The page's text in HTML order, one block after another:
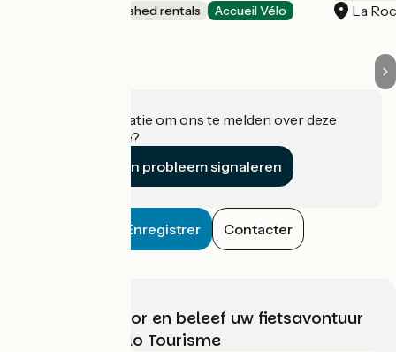
Lodgings and furnished rentals Accueil Vélo La
Heeft u informatie om ons te melden over deze
accommodatie?
Een probleem signaleren
Enregistrer Contacter
Kies, bereid voor en beleef uw fietsavontuur
met France Vélo Tourisme